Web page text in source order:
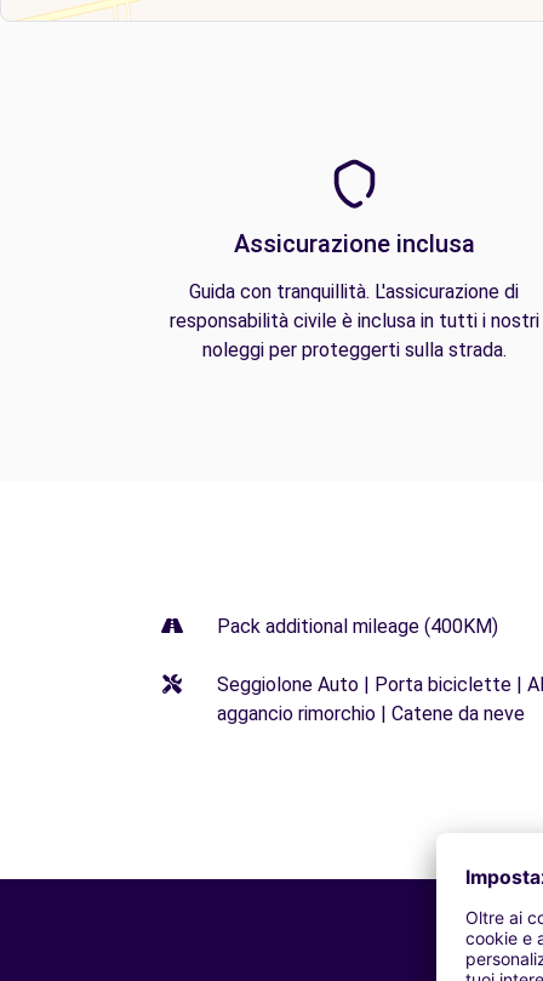
Assicurazione inclusa
Guida con tranquillità. L'assicurazione di
responsabilità civile è inclusa in tutti i nostri
noleggi per proteggerti sulla strada.
Pack additional mileage (400KM)
Seggiolone Auto | Porta biciclette |
aggancio rimorchio | Catene da neve